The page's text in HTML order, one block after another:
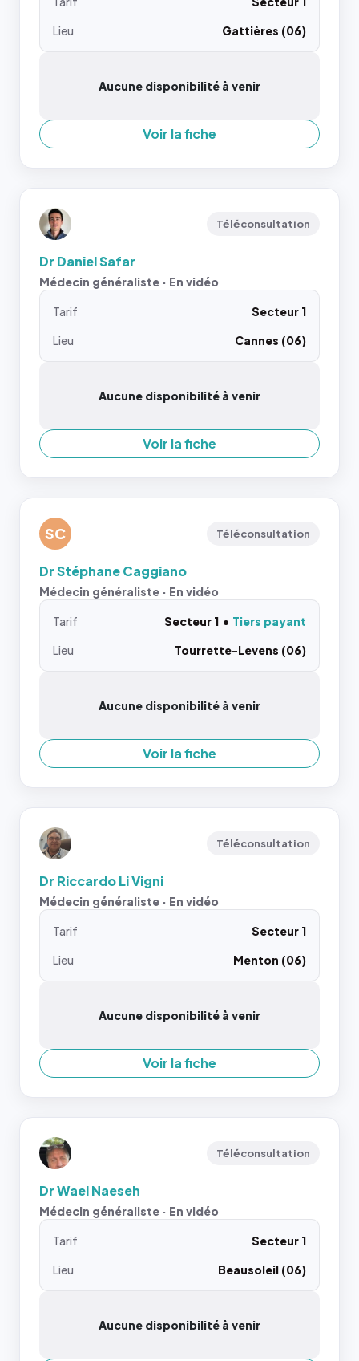
Lieu
Gattières (06)
Aucune disponibilité à venir
Voir la fiche
Téléconsultation
Dr Daniel Safar
Médecin généraliste · En vidéo
Tarif
Secteur 1
Lieu
Cannes (06)
Aucune disponibilité à venir
Voir la fiche
SC Téléconsultation
Dr Stéphane Caggiano
Médecin généraliste · En vidéo
Tarif Secteur 1
Tiers payant
Lieu
Tourrette-Levens (06)
Aucune disponibilité à venir
Voir la fiche
Téléconsultation
Dr Riccardo Li Vigni
Médecin généraliste · En vidéo
Tarif
Secteur 1
Lieu
Menton (06)
Aucune disponibilité à venir
Voir la fiche
Téléconsultation
Dr Wael Naeseh
Médecin généraliste · En vidéo
Tarif
Secteur 1
Lieu
Beausoleil (06)
Aucune disponibilité à venir